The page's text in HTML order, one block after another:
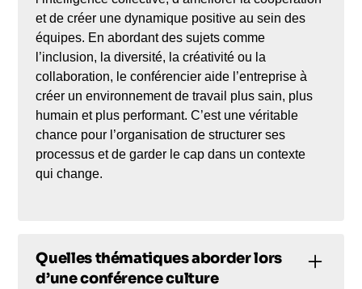
et de créer une dynamique positive au sein des
équipes. En abordant des sujets comme
l’inclusion, la diversité, la créativité ou la
collaboration, le conférencier aide l’entreprise à
créer un environnement de travail plus sain, plus
humain et plus performant. C’est une véritable
chance pour l’organisation de structurer ses
processus et de garder le cap dans un contexte
qui change.
Quelles thématiques aborder lors
d’une conférence culture